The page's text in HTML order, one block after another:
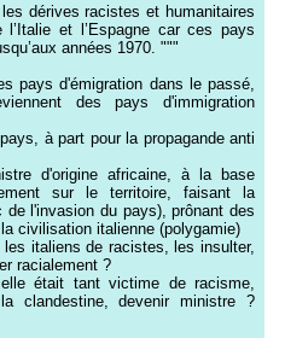
dérives racistes et humanitaires
et l’Espagne car ces pays
années 1970. """
pays d'émigration dans le passé,
des pays d'immigration
à part pour la propagande anti
d'origine africaine, à la base
sur le territoire, faisant la
de l'invasion du pays), prônant des
civilisation italienne (polygamie)
italiens de racistes, les insulter,
racialement ?
était tant victime de racisme,
clandestine, devenir ministre ?